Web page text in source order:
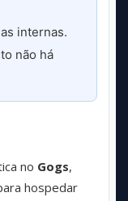
internas.
não há
no Gogs,
hospedar